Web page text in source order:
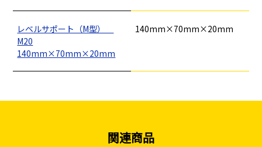
バリケード（保安）
・復旧貢献
季節商材
（リサイクル）
レベルサポート（M型）
M20
140mm×70mm×20mm
140mm×70mm×20mm
関連商品